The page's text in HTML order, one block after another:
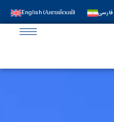
English(Английский) فارسی